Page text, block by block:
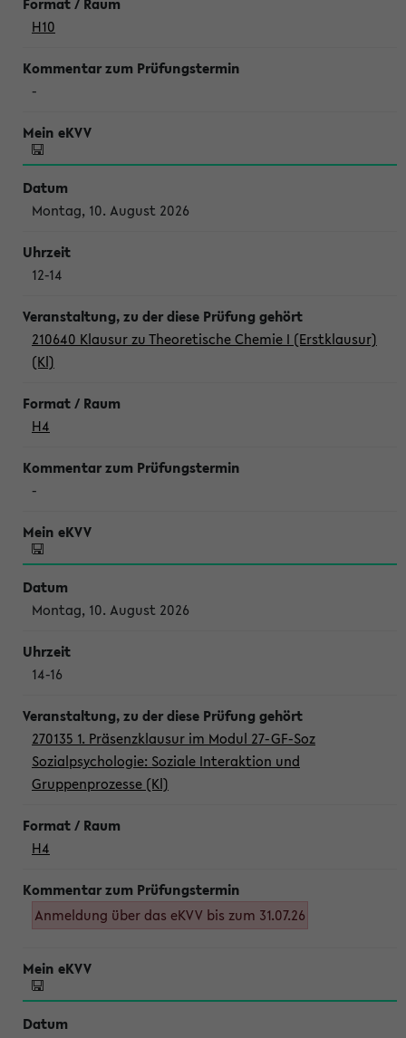
H10
-
Montag, 10. August 2026
12-14
210640 Klausur zu Theoretische Chemie I (Erstklausur)
(Kl)
H4
-
Montag, 10. August 2026
14-16
270135 1. Präsenzklausur im Modul 27-GF-Soz
Sozialpsychologie: Soziale Interaktion und
Gruppenprozesse (Kl)
H4
Anmeldung über das eKVV bis zum 31.07.26